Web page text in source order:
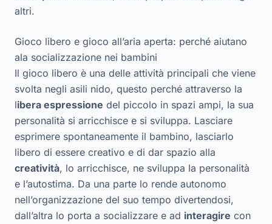
altri.
Gioco libero e gioco all’aria aperta: perché aiutano
ala socializzazione nei bambini
Il gioco libero è una delle attività principali che viene
svolta negli asili nido, questo perché attraverso la
libera espressione del piccolo in spazi ampi, la sua
personalità si arricchisce e si sviluppa. Lasciare
esprimere spontaneamente il bambino, lasciarlo
libero di essere creativo e di dar spazio alla
creatività, lo arricchisce, ne sviluppa la personalità
e l’autostima. Da una parte lo rende autonomo
nell’organizzazione del suo tempo divertendosi,
dall’altra lo porta a socializzare e ad interagire con